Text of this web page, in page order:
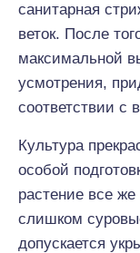
санитарная
веток. После
максимальной
усмотрения,
соответствии с
Культура
особой
растение все
слишком
допускается